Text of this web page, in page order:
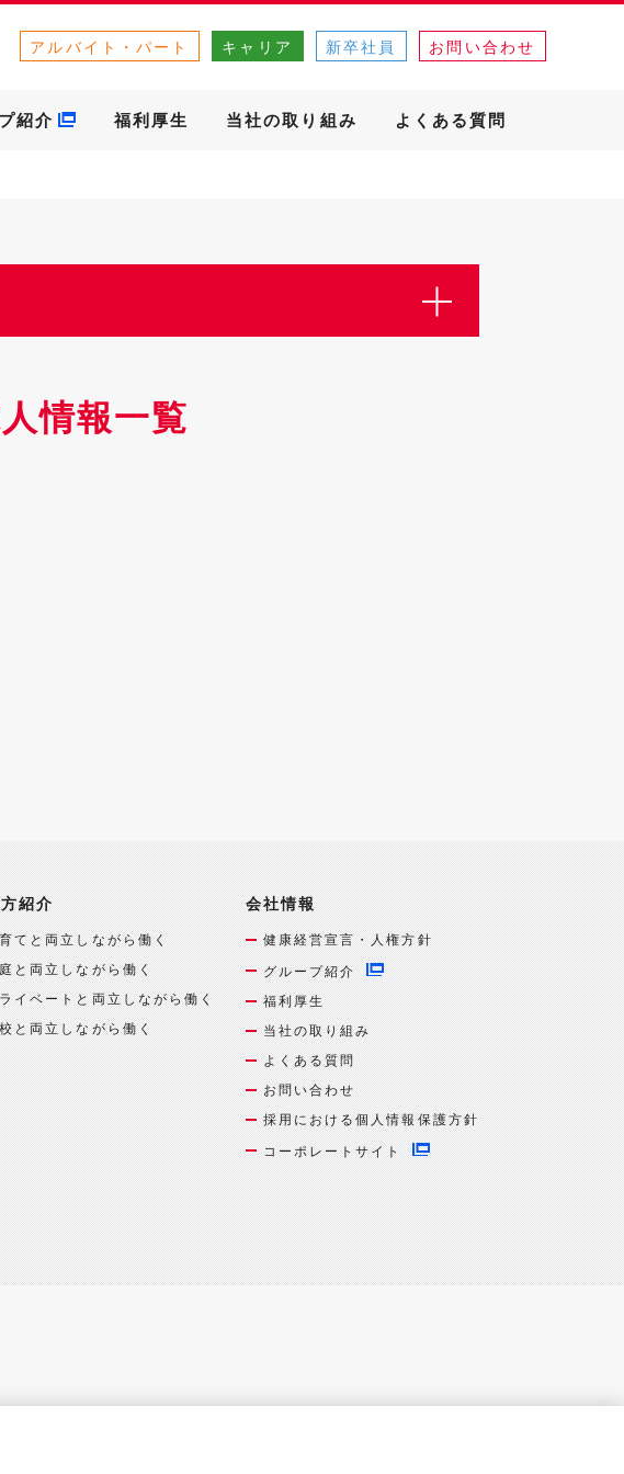
アルバイト・パート キャリア 新卒社員 お問い合わせ
紹介 福利厚生 当社の取り組み よくある質問
情報一覧
紹介
てと両立しながら働く
と両立しながら働く
イベートと両立しながら働く
と両立しながら働く
会社情報
健康経営宣言・人権方針
グループ紹介
福利厚生
当社の取り組み
よくある質問
お問い合わせ
採用における個人情報保護方針
コーポレートサイト